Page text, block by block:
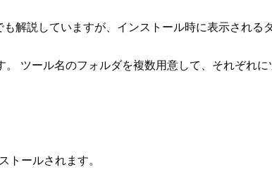
も解説していますが、インストール時に表示される
ツール名のフォルダを複数用意して、それぞれに
ールされます。